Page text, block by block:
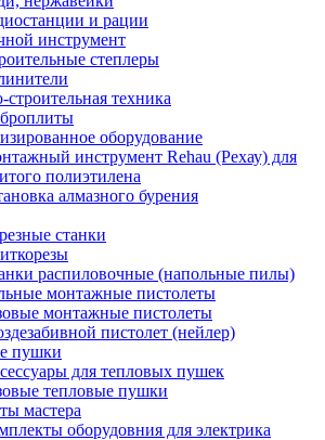
и рации
инструмент
степлеры
техника
оборудование
инструмент Rehau (Рехау) для
полиэтилена
алмазного бурения
станки
распиловочные (напольные пилы)
монтажные пистолеты
монтажные пистолеты
пистолет (нейлер)
пушки
для тепловых пушек
тепловые пушки
мастера
оборудовния для электрика